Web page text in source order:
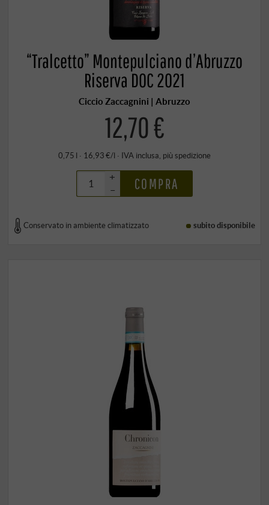
“Tralcetto” Montepulciano d’Abruzzo
Riserva DOC 2021
Ciccio Zaccagnini | Abruzzo
12,70 €
0,75 l · 16,93 €/l · IVA inclusa , più spedizione
+
–
COMPRA
Conservato in ambiente climatizzato subito disponibile